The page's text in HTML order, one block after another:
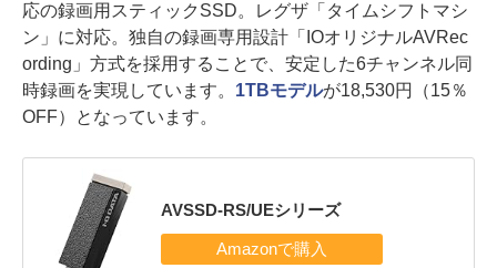
応の録画用スティックSSD。レグザ「タイムシフトマシ
ン」に対応。独自の録画専用設計「IOオリジナルAVRec
ording」方式を採用することで、安定した6チャンネル同
時録画を実現しています。 1TBモデルが18,530円（15％
OFF）となっています。
AVSSD-RS/UEシリーズ